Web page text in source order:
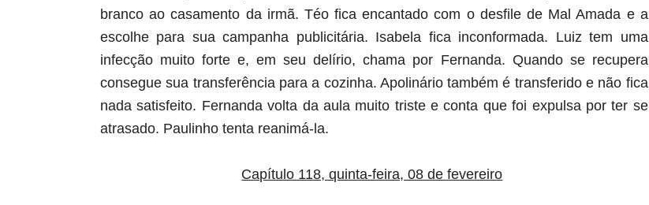
branco ao casamento da irmã. Téo fica encantado com o desfile de Mal Amada e a
escolhe para sua campanha publicitária. Isabela fica inconformada. Luiz tem uma
infecção muito forte e, em seu delírio, chama por Fernanda. Quando se recupera
consegue sua transferência para a cozinha. Apolinário também é transferido e não fica
nada satisfeito. Fernanda volta da aula muito triste e conta que foi expulsa por ter se
atrasado. Paulinho tenta reanimá-la.
Capítulo 118, quinta-feira, 08 de fevereiro